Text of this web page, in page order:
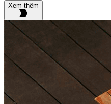
Xem thêm